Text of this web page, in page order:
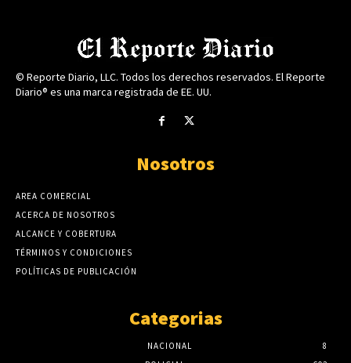
© Reporte Diario, LLC. Todos los derechos reservados. El Reporte
Diario® es una marca registrada de EE. UU.
Nosotros
AREA COMERCIAL
ACERCA DE NOSOTROS
ALCANCE Y COBERTURA
TÉRMINOS Y CONDICIONES
POLÍTICAS DE PUBLICACIÓN
Categorias
NACIONAL
8